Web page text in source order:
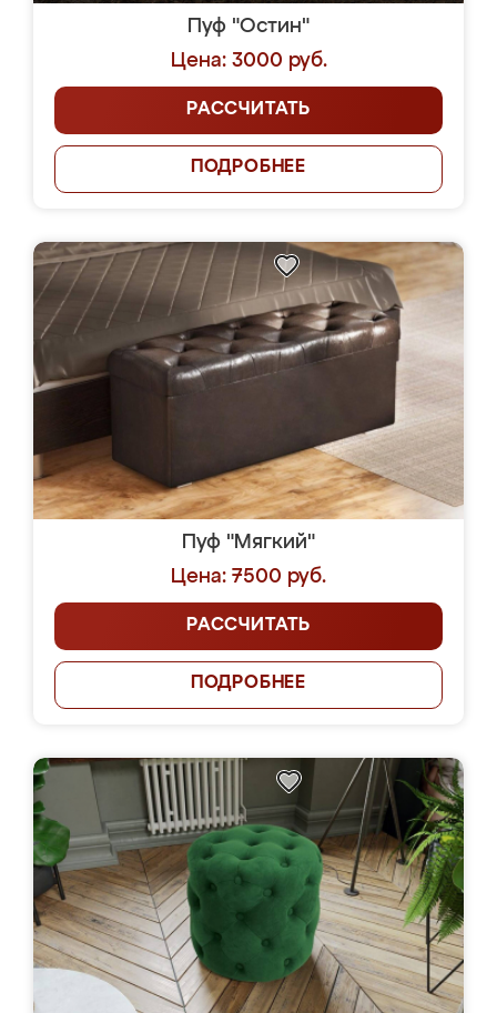
Пуф "Остин"
Цена: 3000 руб.
РАССЧИТАТЬ
ПОДРОБНЕЕ
Пуф "Мягкий"
Цена: 7500 руб.
РАССЧИТАТЬ
ПОДРОБНЕЕ